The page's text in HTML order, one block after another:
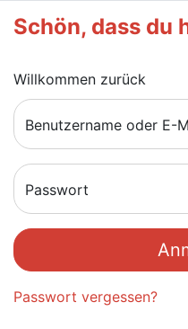
Schön, dass du
Willkommen zurück
Benutzername oder E-
Passwort
Passwort vergessen?